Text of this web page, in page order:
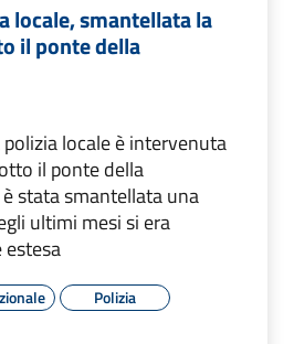
locale, smantellata la
il ponte della
locale è intervenuta
il ponte della
stata smantellata una
ultimi mesi si era
Polizia